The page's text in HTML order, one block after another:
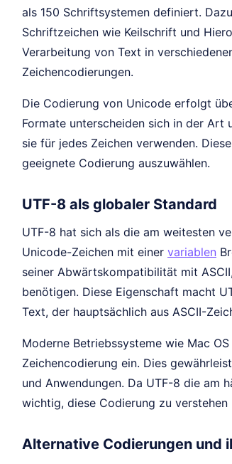
als 150 Schriftsystemen definiert.
Schriftzeichen wie Keilschrift und
Verarbeitung von Text in
Zeichencodierungen.
Die Codierung von Unicode erfolgt
Formate unterscheiden sich in der Art
sie für jedes Zeichen verwenden.
geeignete Codierung auszuwählen.
UTF-8 als globaler Standard
UTF-8 hat sich als die am weitesten
Unicode-Zeichen mit einer variablen
seiner Abwärtskompatibilität mit
benötigen. Diese Eigenschaft macht
Text, der hauptsächlich aus ASCII-
Moderne Betriebssysteme wie Mac
Zeichencodierung ein. Dies
und Anwendungen. Da UTF-8 die am
wichtig, diese Codierung zu
Alternative Codierungen und